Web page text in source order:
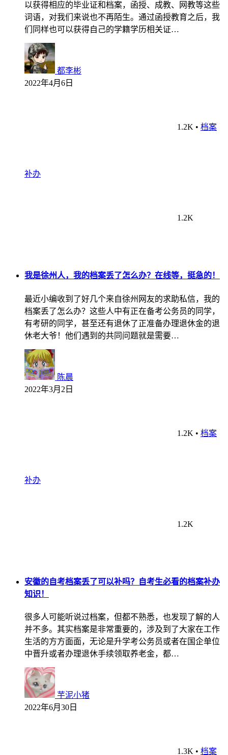
以获得相应的毕业证和档案，函授、成教、网教等这些
词语，对我们来说也不再陌生。通过函授教育之后，我
们同样也可以获得自己的学籍学历相关证…
都李彬
2022年4月6日
1.2K • 档案
补办
1.2K
我是徐州人，我的档案丢了怎么办？在线等，挺急的！
最近小编收到了好几个来自徐州网友的求助私信，我的
档案丢了怎么办？这些人中有正在备考公务员的同学，
有考研的同学，甚至还有退休了正准备办理退休金的退
休老大爷！他们遇到的共同问题就是需要…
陈晨
2022年3月2日
1.2K • 档案
补办
1.2K
安徽的自考档案丢了可以补吗？自考生必看的档案补办
知识！
很多人可能听说过档案，但都不熟悉，也发现了解的人
并不多。其实档案是非常重要的，涉及到了大家在工作
生活的方方面面，无论是升学考公务员或者在国企单位
中晋升或者办理退休手续领取养老金，都…
芋泥小猪
2022年6月30日
1.3K • 档案